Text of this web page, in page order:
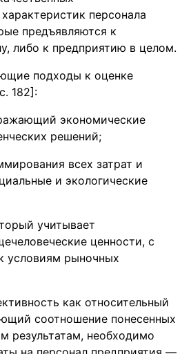
персонала
предъявляются к
либо к предприятию в целом.
подходы к оценке
182]:
экономические
решений;
всех затрат и
и экологические
учитывает
ценности, с
условиям рыночных
как относительный
соотношение понесенных
результатам, необходимо